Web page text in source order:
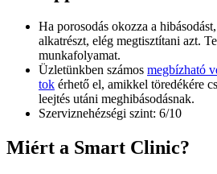
Ha porosodás okozza a
alkatrészt, elég megtisztítani azt.
munkafolyamat.
Üzletünkben számos megbízható
tok érhető el, amikkel töredékére
leejtés utáni meghibásodásnak.
Szerviznehézségi szint: 6/10
Miért a Smart Clinic?